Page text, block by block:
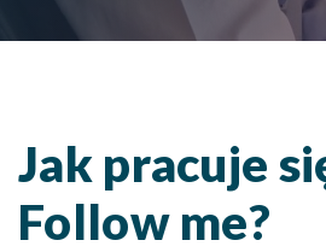
Jak pracuje
Follow me?